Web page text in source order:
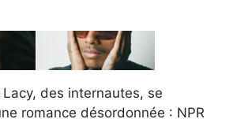
des internautes, se
romance désordonnée : NPR